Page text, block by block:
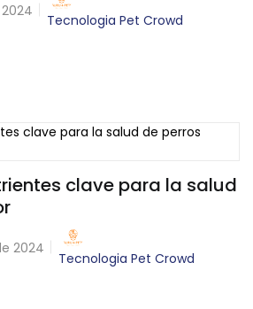
Tecnologia Pet Crowd
clave para la salud
2024
Tecnologia Pet Crowd